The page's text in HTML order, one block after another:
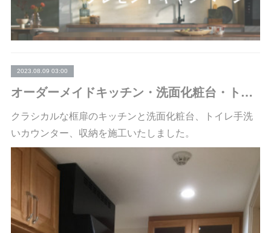
2023.08.09 03:00
オーダーメイドキッチン・洗面化粧台・トイレ手洗いカウンター・収納施工事例
クラシカルな框扉のキッチンと洗面化粧台、トイレ手洗
いカウンター、収納を施工いたしました。